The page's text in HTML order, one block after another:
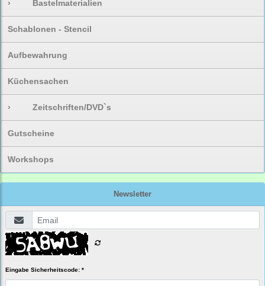
› Bastelmaterialien
Schablonen - Stencil
Aufbewahrung
Küchensachen
› Zeitschriften/DVD`s
Gutscheine
Workshops
Newsletter
Eingabe Sicherheitscode: *